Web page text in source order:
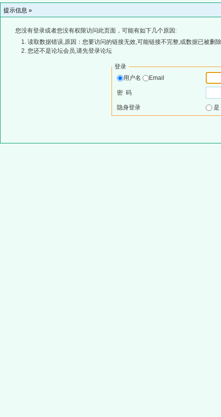
提示信息 »
您没有登录或者您没有权限访问此页面，可能有如下几个原因:
读取数据错误,原因：您要访问的链接无效,可能链接不完整,或数据已被删
您还不是论坛会员,请先登录论坛
登录
用户名
Email
密 码
隐身登录